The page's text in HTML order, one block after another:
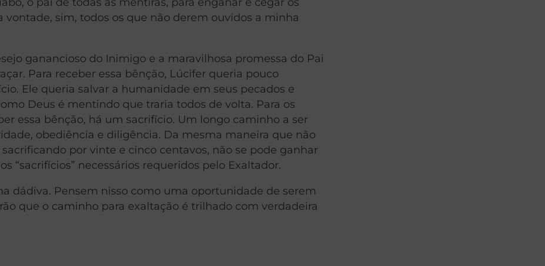
vontade, sim, todos os que não derem ouvidos a minha
ganancioso do Inimigo e a maravilhosa promessa do Pai
Para receber essa bênção, Lúcifer queria pouco
Ele queria salvar a humanidade em seus pecados e
Deus é mentindo que traria todos de volta. Para os
essa bênção, há um sacrifício. Um longo caminho a ser
obediência e diligência. Da mesma maneira que não
por vinte e cinco centavos, não se pode ganhar
“sacrifícios” necessários requeridos pelo Exaltador.
dádiva. Pensem nisso como uma oportunidade de serem
que o caminho para exaltação é trilhado com verdadeira